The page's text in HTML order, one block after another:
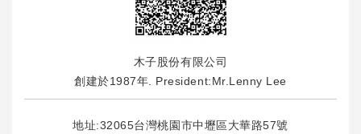
木子股份有限公司
創建於1987年. President:Mr.Lenny Lee
地址:32065台灣桃園市中壢區大華路57號